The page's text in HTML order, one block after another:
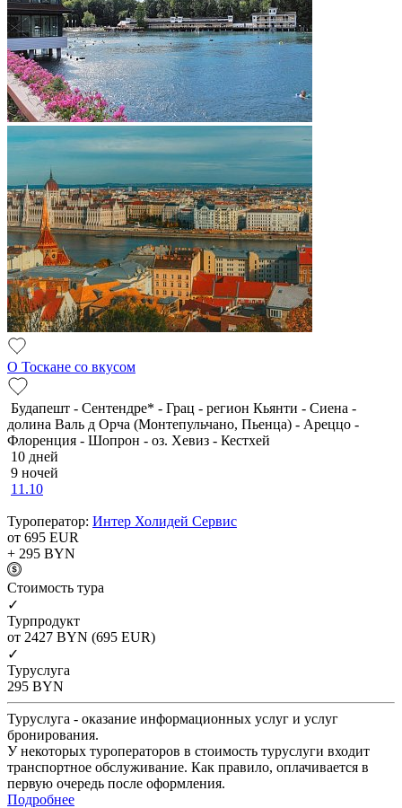
О Тоскане со вкусом
Будапешт - Сентендре* - Грац - регион Кьянти - Сиена -
долина Валь д Орча (Монтепульчано, Пьенца) - Ареццо -
Флоренция - Шопрон - оз. Хевиз - Кестхей
10 дней
9 ночей
11.10
Туроператор: Интер Холидей Сервис
от 695 EUR
+ 295 BYN
Cтоимость тура
✓
Турпродукт
от 2427 BYN (695 EUR)
✓
Туруслуга
295 BYN
Туруслуга - оказание информационных услуг и услуг
бронирования.
У некоторых туроператоров в стоимость туруслуги входит
транспортное обслуживание. Как правило, оплачивается в
первую очередь после оформления.
Подробнее